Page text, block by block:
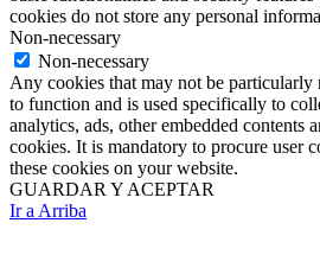
cookies do not store any personal
Non-necessary
Non-necessary
Any cookies that may not be particularly
to function and is used specifically to
analytics, ads, other embedded contents
cookies. It is mandatory to procure user
these cookies on your website.
GUARDAR Y ACEPTAR
Ir a Arriba